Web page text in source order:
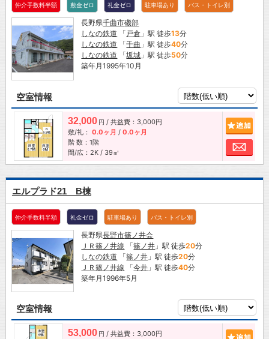
仲介手数料半額 敷金ゼロ 礼金ゼロ 駐車場あり バス・トイレ別
長野県千曲市磯部
しなの鉄道 「 戸倉 」駅 徒歩13分
しなの鉄道 「千曲 」駅 徒歩40分
しなの鉄道 「坂城 」駅 徒歩50分
築年月1995年10月
空室情報
32,000 円 / 共益費：3,000円
敷/礼： 0.0ヶ月 / 0.0ヶ月
階 数：1階
間/広：2K / 39㎡
お
エルプラド21 B棟
仲介手数料半額 礼金ゼロ 駐車場あり バス・トイレ別
長野県長野市篠ノ井会
ＪＲ篠ノ井線 「篠ノ井 」駅 徒歩20分
しなの鉄道 「篠ノ井 」駅 徒歩20分
ＪＲ篠ノ井線 「今井 」駅 徒歩40分
築年月1996年5月
空室情報
53,000 円 / 共益費：3,000円